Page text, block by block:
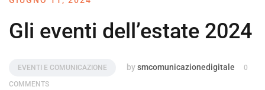
Gli eventi dell’estate 2024
EVENTI E COMUNICAZIONE bysmcomunicazionedigitale
0
COMMENTS